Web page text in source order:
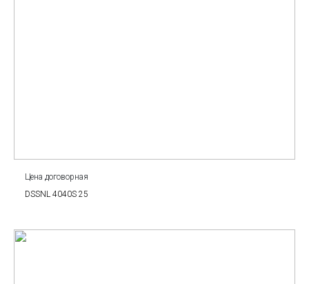
Цена договорная
DSSNL 4040S 25